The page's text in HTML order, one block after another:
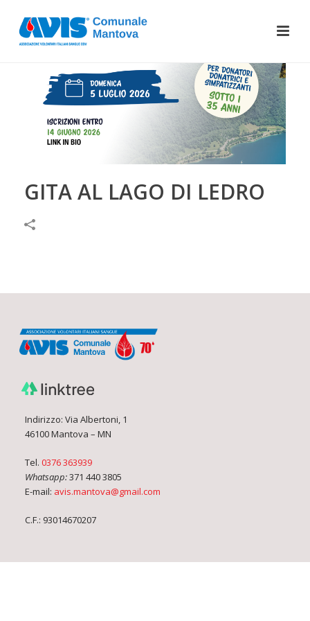
GITA AL LAGO DI LEDRO
Indirizzo: Via Albertoni, 1
46100 Mantova – MN
Tel. 0376 363939
Whatsapp:371 440 3805
E-mail: avis.mantova@gmail.com
C.F.: 93014670207